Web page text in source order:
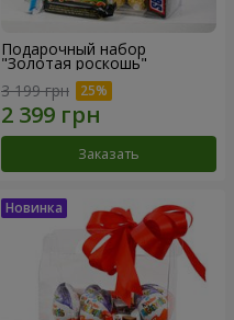
Подарочный набор
"Золотая роскошь"
3 199 грн
Заказать